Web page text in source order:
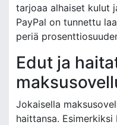
tarjoaa alhaiset kulut
PayPal on tunnettu
periä
Edut ja
Jokaisella
haittansa.